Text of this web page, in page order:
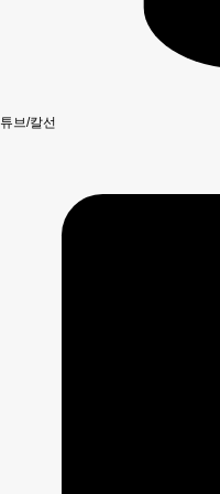
튜브/칼선